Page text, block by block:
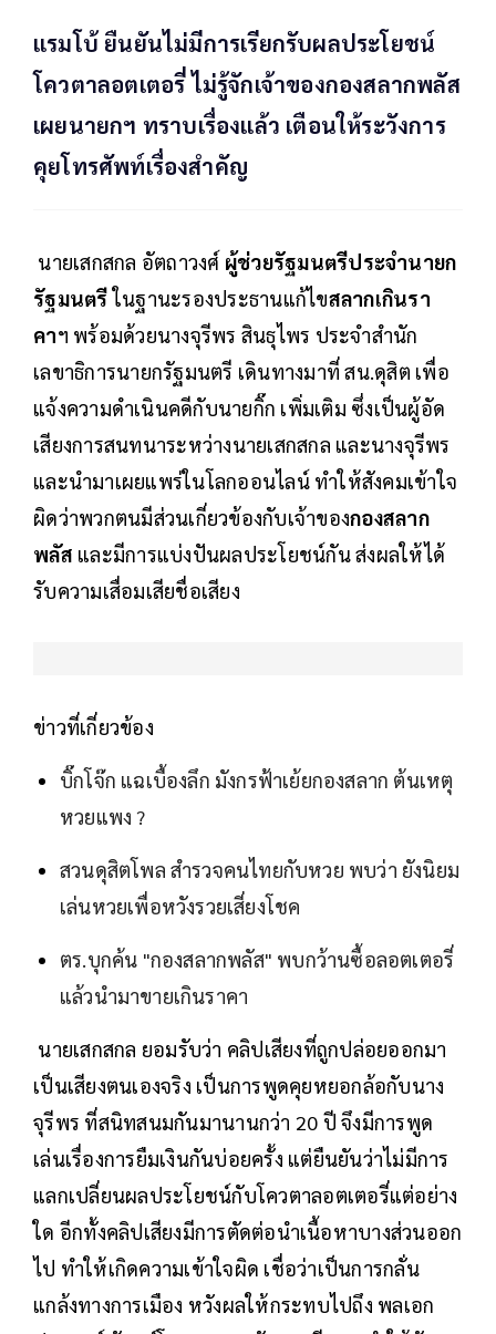
แรมโบ้ ยืนยันไม่มีการเรียกรับผลประโยชน์
โควตาลอตเตอรี่ ไม่รู้จักเจ้าของกองสลากพลัส
เผยนายกฯ ทราบเรื่องแล้ว เตือนให้ระวังการ
คุยโทรศัพท์เรื่องสำคัญ
นายเสกสกล อัตถาวงศ์ ผู้ช่วยรัฐมนตรีประจำนายก
รัฐมนตรีในฐานะรองประธานแก้ไขสลากเกินรา
คาฯ พร้อมด้วยนางจุรีพร สินธุไพร ประจำสำนัก
เลขาธิการนายกรัฐมนตรี เดินทางมาที่ สน.ดุสิต เพื่อ
แจ้งความดำเนินคดีกับนายกิ๊ก เพิ่มเติม ซึ่งเป็นผู้อัด
เสียงการสนทนาระหว่างนายเสกสกล และนางจุรีพร
และนำมาเผยแพร่ในโลกออนไลน์ ทำให้สังคมเข้าใจ
ผิดว่าพวกตนมีส่วนเกี่ยวข้องกับเจ้าของกองสลาก
พลัส และมีการแบ่งปันผลประโยชน์กัน ส่งผลให้ได้
รับความเสื่อมเสียชื่อเสียง
ข่าวที่เกี่ยวข้อง
บิ๊กโจ๊ก แฉเบื้องลึก มังกรฟ้าเย้ยกองสลาก ต้นเหตุ
หวยแพง ?
สวนดุสิตโพล สำรวจคนไทยกับหวย พบว่า ยังนิยม
เล่นหวยเพื่อหวังรวยเสี่ยงโชค
ตร.บุกค้น "กองสลากพลัส" พบกว้านซื้อลอตเตอรี่
แล้วนำมาขายเกินราคา
นายเสกสกล ยอมรับว่า คลิปเสียงที่ถูกปล่อยออกมา
เป็นเสียงตนเองจริง เป็นการพูดคุยหยอกล้อกับนาง
จุรีพร ที่สนิทสนมกันมานานกว่า 20 ปี จึงมีการพูด
เล่นเรื่องการยืมเงินกันบ่อยครั้ง แต่ยืนยันว่าไม่มีการ
แลกเปลี่ยนผลประโยชน์กับโควตาลอตเตอรี่แต่อย่าง
ใด อีกทั้งคลิปเสียงมีการตัดต่อนำเนื้อหาบางส่วนออก
ไป ทำให้เกิดความเข้าใจผิด เชื่อว่าเป็นการกลั่น
แกล้งทางการเมือง หวังผลให้กระทบไปถึง พลเอก